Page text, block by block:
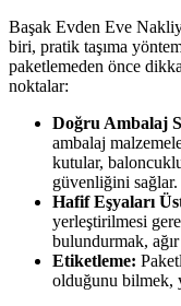
Başak Evden Eve
biri, pratik taşıma
paketlemeden önce
noktalar:
Doğru Ambalaj
ambalaj
kutular,
güvenliğini sağlar.
Hafif Eşyaları
yerleştirilmesi
bulundurmak,
Etiketleme:
olduğunu bilmek,